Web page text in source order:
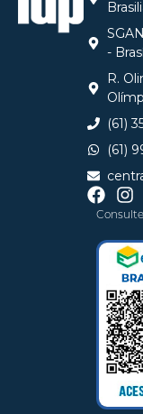
-
R.
(61)
(61)